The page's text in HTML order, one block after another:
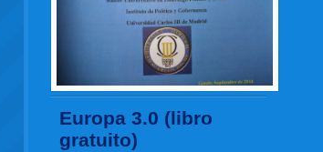
Europa 3.0 (libro
gratuito)